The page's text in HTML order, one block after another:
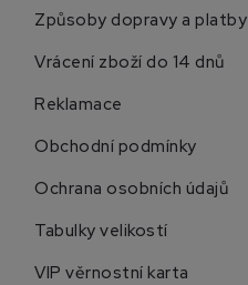
Způsoby dopravy a platby
Vrácení zboží do 14 dnů
Reklamace
Obchodní podmínky
Ochrana osobních údajů
Tabulky velikostí
VIP věrnostní karta